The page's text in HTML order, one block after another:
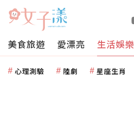
美食旅遊 愛漂亮 生活娛樂
心理測驗 陸劇 星座生肖